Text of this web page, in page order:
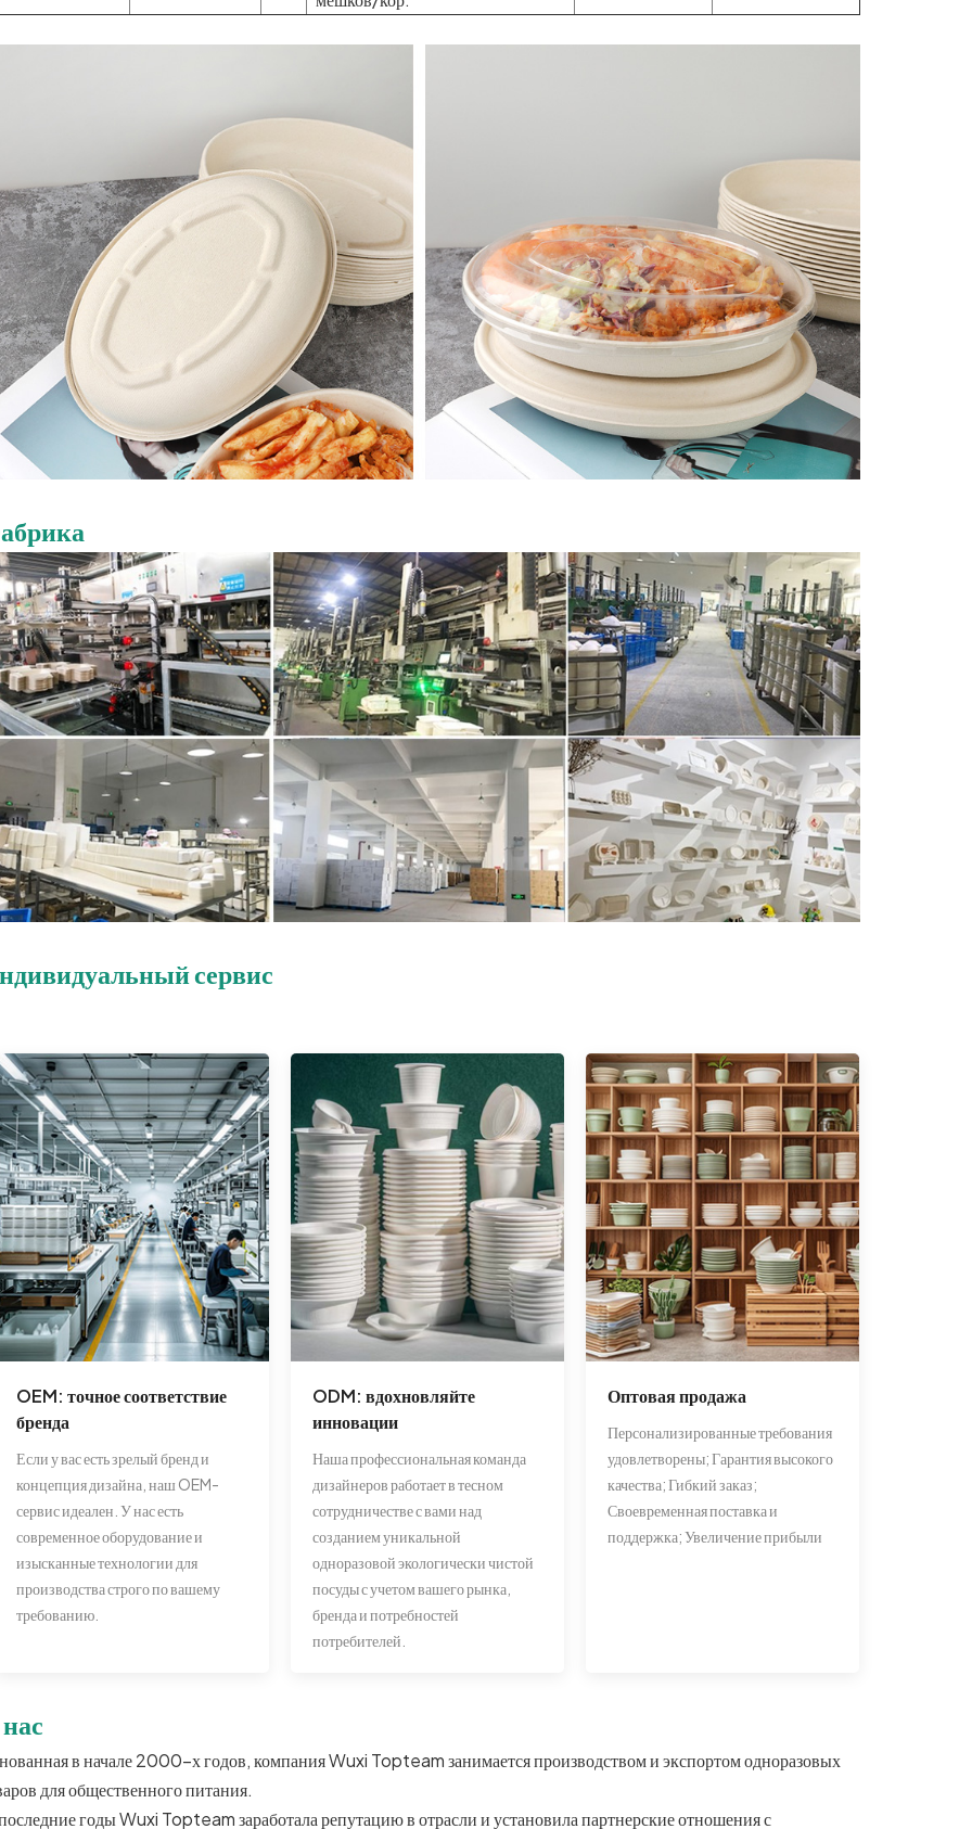
сервис
OEM: точное соответствие
бренда
Если у вас есть зрелый бренд и
концепция дизайна, наш OEM-
сервис идеален. У нас есть
современное оборудование и
изысканные технологии для
производства строго по вашему
требованию.
ODM: вдохновляйте
инновации
Наша профессиональная команда
дизайнеров работает в тесном
сотрудничестве с вами над
созданием уникальной
одноразовой экологически чистой
посуды с учетом вашего рынка,
бренда и потребностей
потребителей.
Оптовая продажа
Персонализированные требования
удовлетворены; Гарантия высокого
качества; Гибкий заказ;
Своевременная поставка и
поддержка; Увеличение прибыли
в начале 2000-х годов, компания Wuxi Topteam занимается производством и экспортом одноразовых
для общественного питания.
годы Wuxi Topteam заработала репутацию в отрасли и установила партнерские отношения с